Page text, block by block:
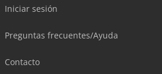
Iniciar sesión
Preguntas frecuentes/Ayuda
Contacto